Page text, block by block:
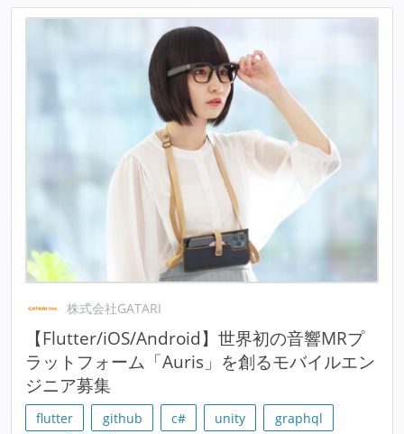
株式会社GATARI
【Flutter/iOS/Android】世界初の音響MRプ
ラットフォーム「Auris」を創るモバイルエン
ジニア募集
flutter github c# unity
graphql